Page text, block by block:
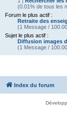
(0.01% de tous les
Forum le plus actif :
Retraite des
(1 Message /
Sujet le plus actif :
Diffusion images
(1 Message /
Index du forum